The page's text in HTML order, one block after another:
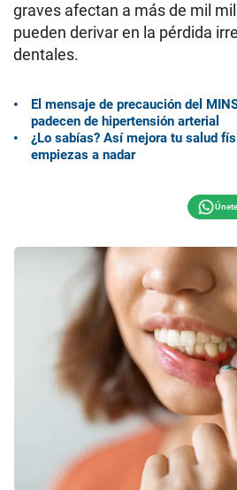
graves afectan a más de mil
pueden derivar en la pérdida
dentales.
El mensaje de precaución del
padecen de hipertensión arterial
¿Lo sabías? Así mejora tu salud
empiezas a nadar